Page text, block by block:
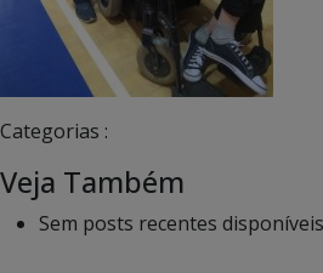
Categorias :
Veja Também
Sem posts recentes